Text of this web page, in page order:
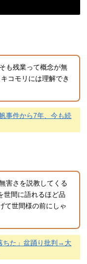
も残業って概念が無
コモリには理解でき
事件から7年、今も続
害さを説教してくる
世間に語れるほど品
て世間様の前にしゃ
ちた」盆踊り批判→大